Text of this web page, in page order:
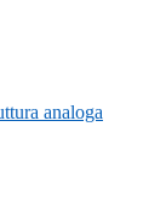
analoga